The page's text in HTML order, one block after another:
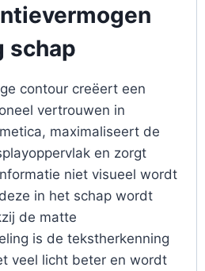
schap
contour creëert een
vertrouwen in
maximaliseert de
en zorgt
niet visueel wordt
in het schap wordt
de matte
is de tekstherkenning
veel licht beter en wordt